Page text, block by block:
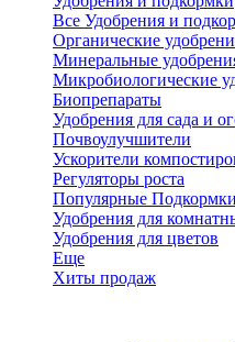
Все Удобрения и
Органические
Минеральные
Микробиологические
Биопрепараты
Удобрения для сада и
Почвоулучшители
Ускорители
Регуляторы роста
Популярные Подкормки
Удобрения для
Удобрения для цветов
Еще
Хиты продаж